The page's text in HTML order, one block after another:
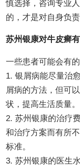
慎选择，咨询专业
的，才是对自身负责
苏州银康对牛皮癣
一些患者可能会有的
1. 银屑病能尽量治
屑病的方法，但可
状，提高生活质量。
2. 苏州银康的治疗
和治疗方案而有所
标准。
3. 苏州银康的医生